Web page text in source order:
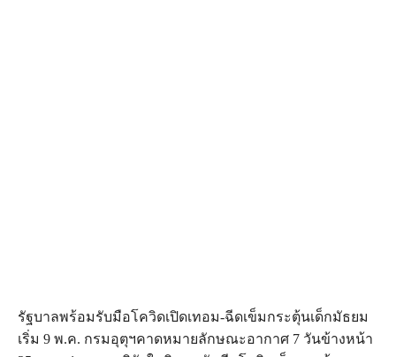
รัฐบาลพร้อมรับมือโควิดเปิดเทอม-ฉีดเข็มกระตุ้นเด็กมัธยม
เริ่ม 9 พ.ค. กรมอุตุฯคาดหมายลักษณะอากาศ 7 วันข้างหน้า